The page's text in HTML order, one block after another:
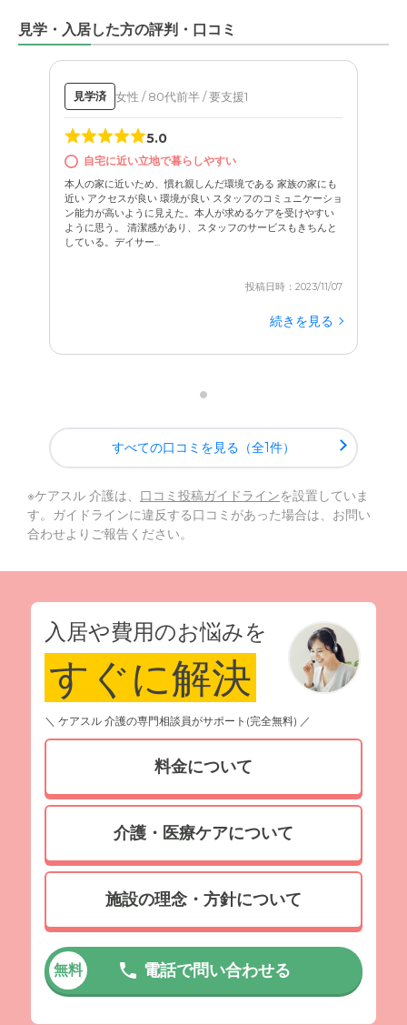
見学・入居した方の評判・口コミ
見学済 女性 / 80代前半 / 要支援1
5.0
自宅に近い立地で暮らしやすい
本人の家に近いため、慣れ親しんだ環境である 家族の家にも
近い アクセスが良い 環境が良い スタッフのコミュニケーショ
ン能力が高いように見えた。本人が求めるケアを受けやすい
ように思う。 清潔感があり、スタッフのサービスもきちんと
している。デイサー...
投稿日時：2023/11/07
続きを見る
すべての口コミを見る（全1件）
※ケアスル 介護は、 口コミ投稿ガイドラインを設置していま
す。ガイドラインに違反する口コミがあった場合は、お問い
合わせよりご報告ください。
入居や費用のお悩みを
すぐに解決
＼ ケアスル 介護の専門相談員がサポート(完全無料) ／
料金について
介護・医療ケアについて
施設の理念・方針について
無料 電話で問い合わせる